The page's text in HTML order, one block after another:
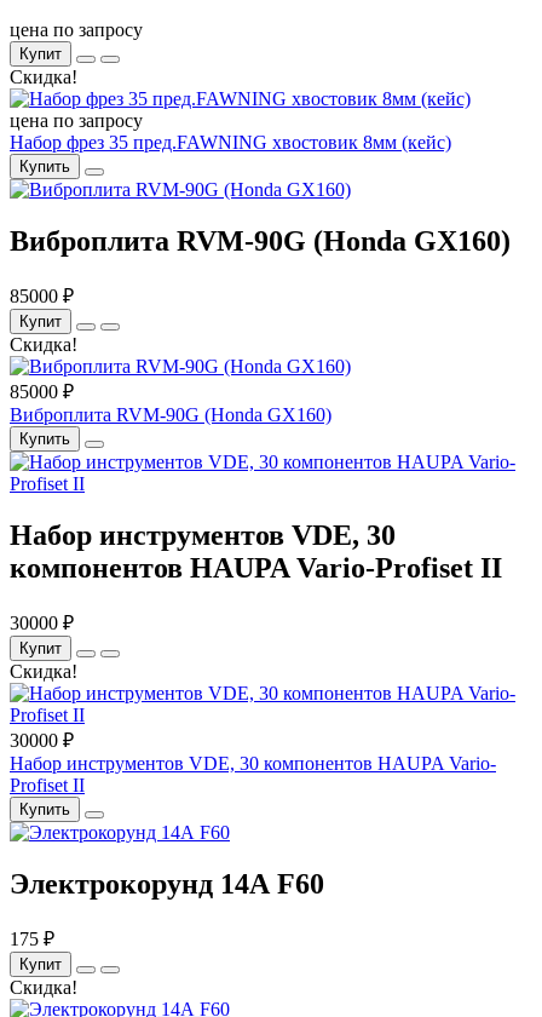
цена по запросу
Купит
Скидка!
цена по запросу
Набор фрез 35 пред.FAWNING хвостовик 8мм (кейс)
Купить
Виброплита RVM-90G (Honda GX160)
85000 ₽
Купит
Скидка!
85000 ₽
Виброплита RVM-90G (Honda GX160)
Купить
Набор инструментов VDE, 30
компонентов HAUPA Vario-Profiset II
30000 ₽
Купит
Скидка!
30000 ₽
Набор инструментов VDE, 30 компонентов HAUPA Vario-
Profiset II
Купить
Электрокорунд 14А F60
175 ₽
Купит
Скидка!